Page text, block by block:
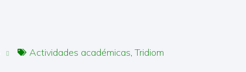
Actividades académicas Tridiom